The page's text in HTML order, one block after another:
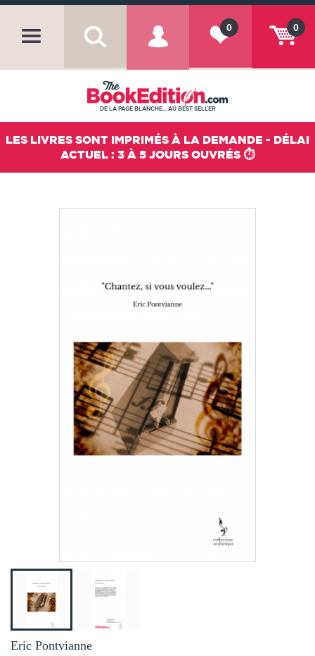
0
0
DE LA PAGE BLANCHE... AU BEST SELLER
LES LIVRES SONT IMPRIMÉS À LA DEMANDE - DÉLAI
ACTUEL : 3 À 5 JOURS OUVRÉS ⏱️
Eric Pontvianne